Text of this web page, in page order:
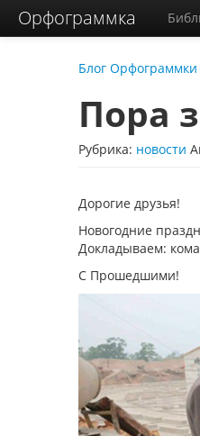
Орфограммка
Блог Орфограммки
Пора
Рубрика: новости
Дорогие друзья!
Новогодние
Докладываем:
С Прошедшими!